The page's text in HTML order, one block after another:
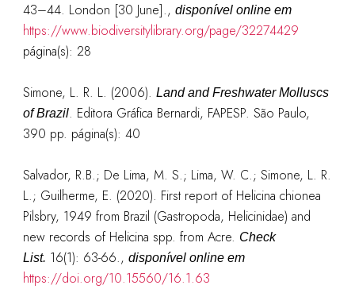
43–44. London [30 June]., disponível online em
https://www.biodiversitylibrary.org/page/32274429
página(s): 28
Simone, L. R. L. (2006). Land and Freshwater Molluscs
of Brazil. Editora Gráfica Bernardi, FAPESP. São Paulo,
390 pp. página(s): 40
Salvador, R.B.; De Lima, M. S.; Lima, W. C.; Simone, L. R.
L.; Guilherme, E. (2020). First report of Helicina chionea
Pilsbry, 1949 from Brazil (Gastropoda, Helicinidae) and
new records of Helicina spp. from Acre. Check
List. 16(1): 63-66., disponível online em
https://doi.org/10.15560/16.1.63